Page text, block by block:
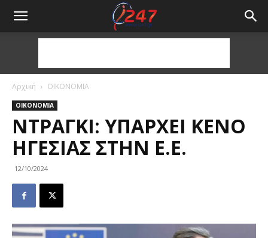
Αρχική ΟΙΚΟΝΟΜΙΑ
ΟΙΚΟΝΟΜΙΑ
ΝΤΡΆΓΚΙ: ΥΠΆΡΧΕΙ ΚΕΝΌ
ΗΓΕΣΊΑΣ ΣΤΗΝ Ε.Ε.
12/10/2024